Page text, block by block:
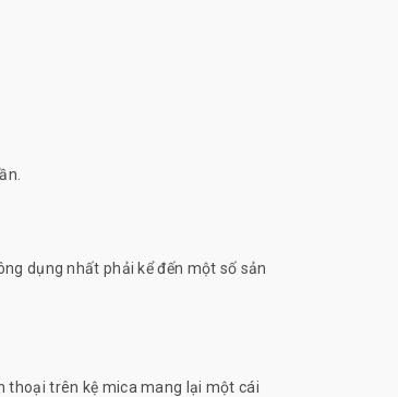
dụng nhất phải kể đến một số sản
thoại trên kệ mica mang lại một cái